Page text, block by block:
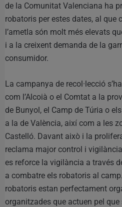
de la Comunitat Valenciana ha
robatoris per estes dates, al que
l’ametla són molt més elevats
i a la creixent demanda de la
consumidor.
La campanya de recol·lecció
com l’Alcoià o el Comtat a la
de Bunyol, el Camp de Túria o
a la de València, així com a les
Castelló. Davant això i la
reclama major control i
es reforce la vigilància a través
a combatre els robatoris al
robatoris estan perfectament
organitzades que actuen pel